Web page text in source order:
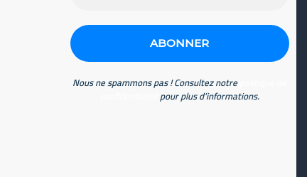
Nous ne spammons pas ! Consultez notre
pour plus d’informations.